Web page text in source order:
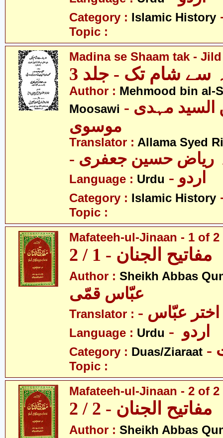
Category : Islamic History
Topic :
Madina se Shaam tak -
سے شام تک - جلد 3
Author : Mehmood bin al-
Moosawi - محمود بن السید مہدی
موسوی
Translator : Allama Syed
ریاض حسین جعفری
Language : Urdu - اردو
Category : Islamic History
Topic :
Mafateeh-ul-Jinaan - 1 of 2
مفاتیح الجنان - 1 / 2
Author : Sheikh Abbas
عبّاس قمّی
Translator : اختر عبّاس
Language : Urdu
Category : Duas/Ziaraat
Topic :
Mafateeh-ul-Jinaan - 2 of 2
مفاتیح الجنان - 2 / 2
Author : Sheikh Abbas